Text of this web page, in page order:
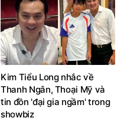
Kim Tiểu Long nhắc về
Thanh Ngân, Thoại Mỹ và
tin đồn 'đại gia ngầm' trong
showbiz